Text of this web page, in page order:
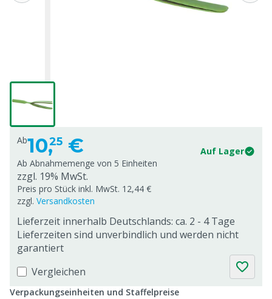
Ab10,25 €
Auf Lager
Ab Abnahmemenge von 5 Einheiten
zzgl. 19% MwSt.
Preis pro Stück inkl. MwSt. 12,44 €
zzgl. Versandkosten
Lieferzeit innerhalb Deutschlands: ca. 2 - 4 Tage
Lieferzeiten sind unverbindlich und werden nicht
garantiert
Vergleichen
Verpackungseinheiten und Staffelpreise